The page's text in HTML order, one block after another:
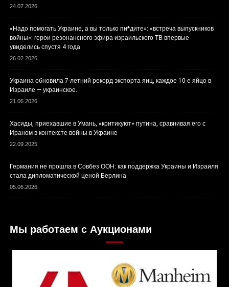
24.07.2026
«Надо помогать Украине, а вы только пи*дите»: «встреча выпускников
войны»: герои резонансного эфира израильского ТВ впервые
увиделись спустя 4 года
26.02.2026
Украина обновила 7-летний рекорд экспорта яиц, каждое 10-е яйцо в
Израиле — украинское.
21.06.2026
Хасиды, приехавшие в Умань, «критикуют» путина, сравнивая его с
Ираном в контексте войны в Украине
22.09.2025
Германия не прошла в Совбез ООН: как поддержка Украины и Израиля
стала дипломатической ценой Берлина
05.06.2026
Мы работаем с Аукционами